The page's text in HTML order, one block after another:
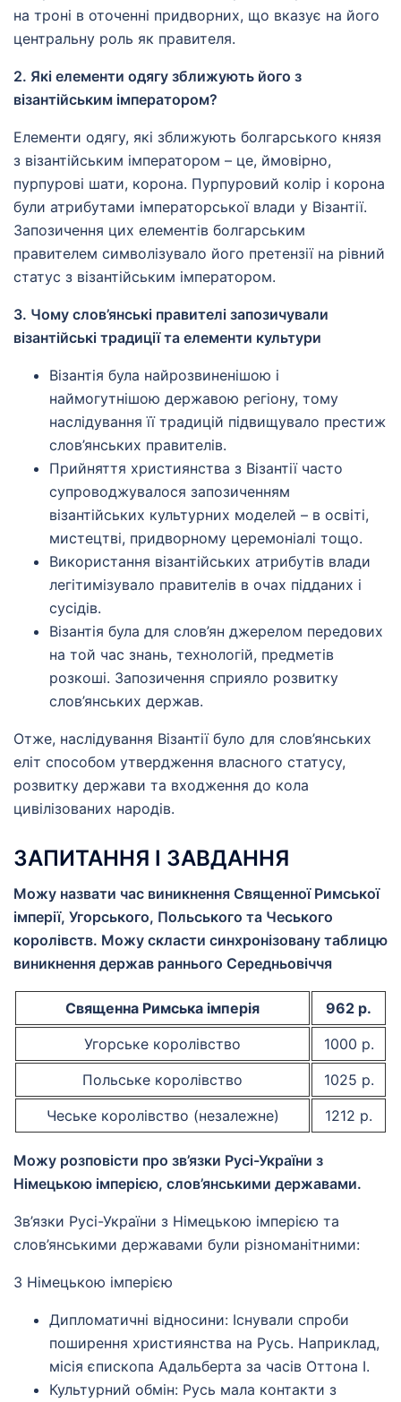
на троні в оточенні придворних, що вказує на його
центральну роль як правителя.
2. Які елементи одягу зближують його з
візантійським імператором?
Елементи одягу, які зближують болгарського князя
з візантійським імператором – це, ймовірно,
пурпурові шати, корона. Пурпуровий колір і корона
були атрибутами імператорської влади у Візантії.
Запозичення цих елементів болгарським
правителем символізувало його претензії на рівний
статус з візантійським імператором.
3. Чому слов’янські правителі запозичували
візантійські традиції та елементи культури
Візантія була найрозвиненішою і
наймогутнішою державою регіону, тому
наслідування її традицій підвищувало престиж
слов’янських правителів.
Прийняття християнства з Візантії часто
супроводжувалося запозиченням
візантійських культурних моделей – в освіті,
мистецтві, придворному церемоніалі тощо.
Використання візантійських атрибутів влади
легітимізувало правителів в очах підданих і
сусідів.
Візантія була для слов’ян джерелом передових
на той час знань, технологій, предметів
розкоші. Запозичення сприяло розвитку
слов’янських держав.
Отже, наслідування Візантії було для слов’янських
еліт способом утвердження власного статусу,
розвитку держави та входження до кола
цивілізованих народів.
ЗАПИТАННЯ І ЗАВДАННЯ
Можу назвати час виникнення Священної Римської
імперії, Угорського, Польського та Чеського
королівств. Можу скласти синхронізовану таблицю
виникнення держав раннього Середньовіччя
Священна Римська імперія
962 р.
Угорське королівство
1000 р.
Польське королівство
1025 р.
Чеське королівство (незалежне)
1212 р.
Можу розповісти про зв’язки Русі-України з
Німецькою імперією, слов’янськими державами.
Зв’язки Русі-України з Німецькою імперією та
слов’янськими державами були різноманітними:
З Німецькою імперією
Дипломатичні відносини: Існували спроби
поширення християнства на Русь. Наприклад,
місія єпископа Адальберта за часів Оттона I.
Культурний обмін: Русь мала контакти з